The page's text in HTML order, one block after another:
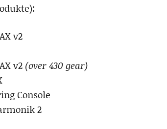
v2
v2 (over 430 gear)
Console
2